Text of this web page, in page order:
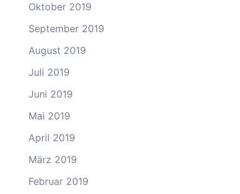
Oktober 2019
September 2019
August 2019
Juli 2019
Juni 2019
Mai 2019
April 2019
März 2019
Februar 2019